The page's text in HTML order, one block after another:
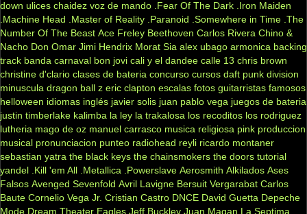
down ulices chaidez voz de mando .Fear Of The Dark .Iron Maiden
.Machine Head
.Master of Reality .Paranoid .Somewhere in Time .The
Number Of The Beast Ace Freley Beethoven Carlos Rivera Chino &
Nacho Don Omar Jimi Hendrix Morat Sia alex ubago armonica backing
track banda carnaval bon jovi cali y el dandee calle 13 chris brown
christine d'clario clases de bateria concurso cursos daft punk division
minuscula dragon ball z eric clapton escalas fotos guitarristas famosos
helloween idiomas inglés javier solis juan pablo vega juegos de bateria
justin timberlake kalimba la ley la trakalosa los recoditos los rodriguez
lutheria mago de oz manuel carrasco musica religiosa pink produccion
musical pronunciacion punteo radiohead reyli ricardo montaner
sebastian yatra the black keys the chainsmokers the doors tutorial
yandel .Kill 'em All .Metallica .Powerslave Aerosmith Alkilados Ases
Falsos Avenged Sevenfold Avril Lavigne Bersuit Vergarabat Carlos
Baute Cornelio Vega Jr. Cristian Castro DNCE David Guetta Depeche
Mode Dream Theater Eagles Jeff Buckley Juan Magan La Septima